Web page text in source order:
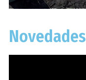
Novedades